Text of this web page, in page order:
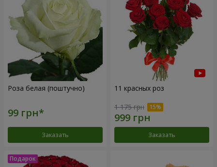
Роза белая (поштучно)
Заказать
11 красных роз
1 175 грн
Заказать